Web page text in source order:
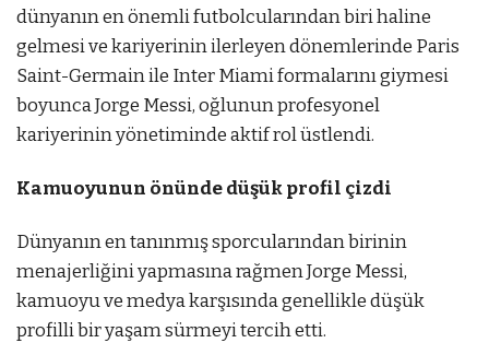
dünyanın en önemli futbolcularından biri haline
gelmesi ve kariyerinin ilerleyen dönemlerinde Paris
Saint-Germain ile Inter Miami formalarını giymesi
boyunca Jorge Messi, oğlunun profesyonel
kariyerinin yönetiminde aktif rol üstlendi.
Kamuoyunun önünde düşük profil çizdi
Dünyanın en tanınmış sporcularından birinin
menajerliğini yapmasına rağmen Jorge Messi,
kamuoyu ve medya karşısında genellikle düşük
profilli bir yaşam sürmeyi tercih etti.